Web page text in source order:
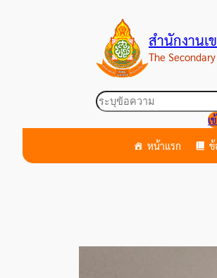
สำนักงาน
The
ค้นหา
เ
หน้าแรก ข้